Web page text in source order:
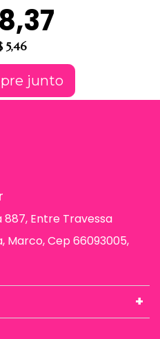
5,46
junto
Entre Travessa
Marco, Cep 66093005,